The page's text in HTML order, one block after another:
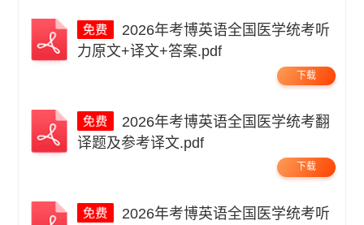
力原文+译文+答案.pdf
下载
译题及参考译文.pdf
下载